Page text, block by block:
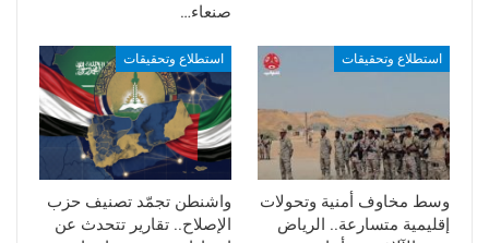
صنعاء…
استطلاع وتحقيقات
وسط مخاوف أمنية وتحولات
إقليمية متسارعة.. الرياض
استطلاع وتحقيقات
واشنطن تجمّد تصنيف حزب
الإصلاح.. تقارير تتحدث عن